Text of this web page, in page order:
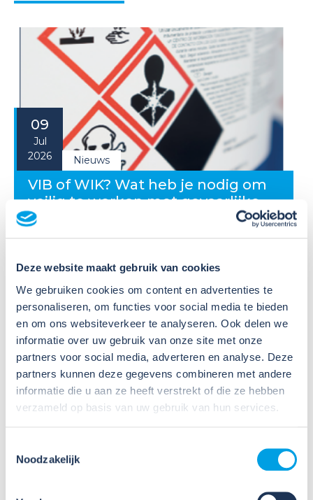
Deze website maakt gebruik van cookies
We gebruiken cookies om content en advertenties te
personaliseren, om functies voor social media te bieden
en om ons websiteverkeer te analyseren. Ook delen we
informatie over uw gebruik van onze site met onze
partners voor social media, adverteren en analyse. Deze
partners kunnen deze gegevens combineren met andere
informatie die u aan ze heeft verstrekt of die ze hebben
verzameld op basis van uw gebruik van hun services.
Noodzakelijk
09
Jul
2026
Nieuws
VIB of WIK? Wat heb je nodig om
veilig te werken met gevaarlijke
stoffen?
Veiligheidsinformatiebladen (VIB's) of mini-VIB's
beschikbaar voor de gevaarlijke stoffen waarmee zij
werken. Dat is een belangrijke eerste stap, maar
daarmee voldoe je nog niet aan de verplichtingen
u...
Lees verder
09